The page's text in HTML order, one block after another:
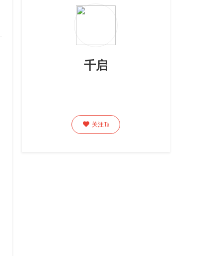
千启
 关注Ta